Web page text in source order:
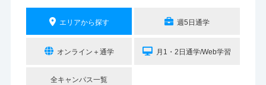
エリアから探す 週5日通学
オンライン＋通学 月1・2日通学/Web学習
全キャンパス一覧